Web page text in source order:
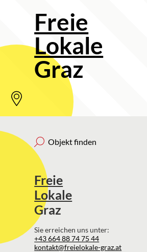
Freie
Lokale
Graz
Objekt finden
Freie
Lokale
Graz
Sie erreichen uns unter:
+43 664 88 74 75 44
kontakt@freielokale-graz.at